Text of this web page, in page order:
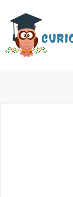
contenido